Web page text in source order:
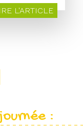
L'ARTICLE
: